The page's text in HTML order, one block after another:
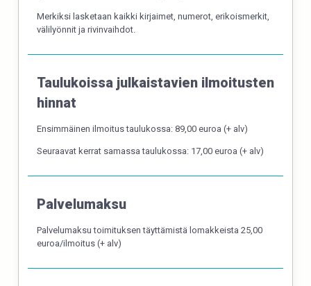
Merkiksi lasketaan kaikki kirjaimet, numerot, erikoismerkit,
välilyönnit ja rivinvaihdot.
Taulukoissa julkaistavien ilmoitusten
hinnat
Ensimmäinen ilmoitus taulukossa: 89,00 euroa (+ alv)
Seuraavat kerrat samassa taulukossa: 17,00 euroa (+ alv)
Palvelumaksu
Palvelumaksu toimituksen täyttämistä lomakkeista 25,00
euroa/ilmoitus (+ alv)